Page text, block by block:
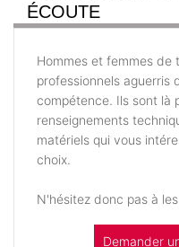
ÉCOUTE
Hommes et femmes de
professionnels aguerris
compétence. Ils sont là
renseignements
matériels qui vous
choix.
N'hésitez donc pas à
Demander